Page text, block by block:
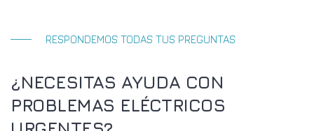
RESPONDEMOS TODAS TUS PREGUNTAS
¿NECESITAS AYUDA CON
PROBLEMAS ELÉCTRICOS